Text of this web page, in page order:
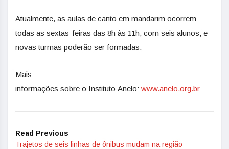
Atualmente, as aulas de canto em mandarim ocorrem
todas as sextas-feiras das 8h às 11h, com seis alunos, e
novas turmas poderão ser formadas.
Mais
informações sobre o Instituto Anelo: www.anelo.org.br
Read Previous
Trajetos de seis linhas de ônibus mudam na região